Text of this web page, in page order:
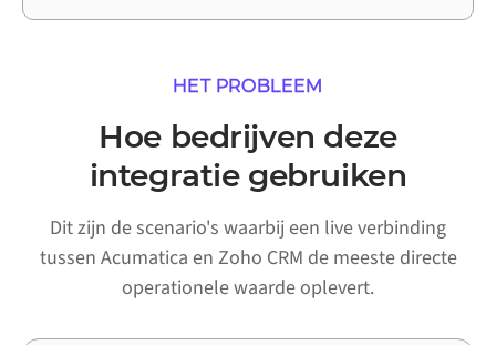
HET PROBLEEM
Hoe bedrijven deze
integratie gebruiken
Dit zijn de scenario's waarbij een live verbinding
tussen Acumatica en Zoho CRM de meeste directe
operationele waarde oplevert.